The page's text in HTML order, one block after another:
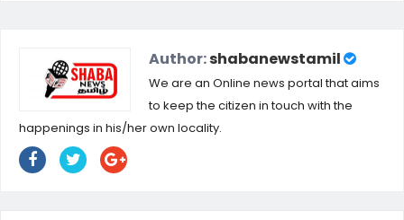
Author:shabanewstamil
We are an Online news portal that aims
to keep the citizen in touch with the
happenings in his/her own locality.